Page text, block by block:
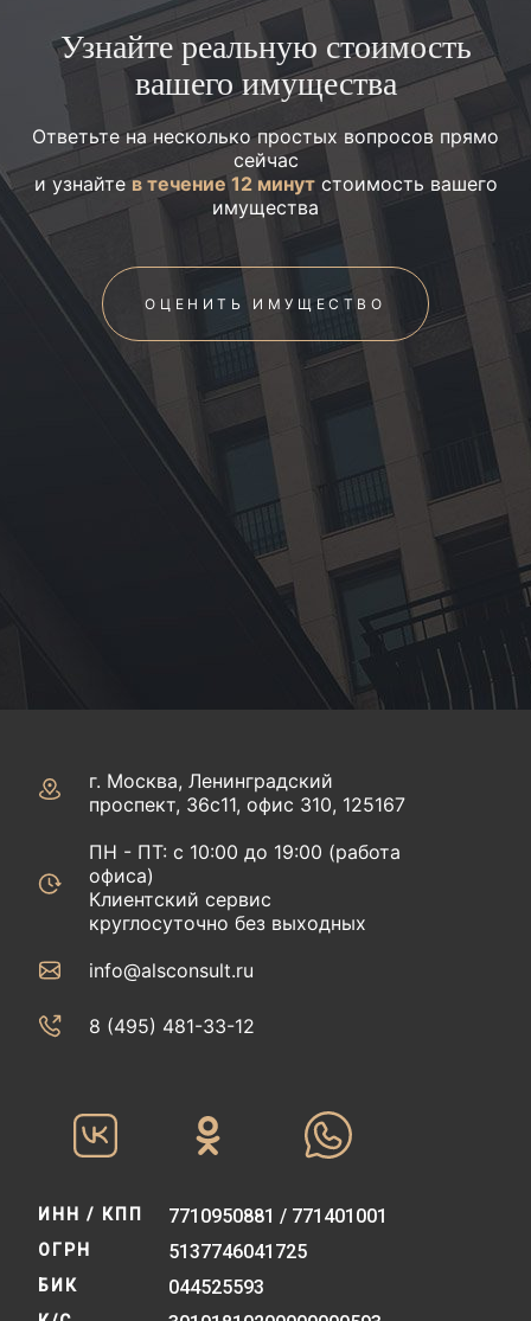
Узнайте реальную стоимость
вашего имущества
Ответьте на несколько простых вопросов прямо
сейчас
и узнайтев течение 12 минутстоимость вашего
имущества
ОЦЕНИТЬ ИМУЩЕСТВО
г. Москва, Ленинградский
проспект, 36с11, офис 310, 125167
ПН - ПТ: с 10:00 до 19:00 (работа
офиса)
Клиентский сервис
круглосуточно без выходных
info@alsconsult.ru
8 (495) 481-33-12‬‬
ИНН / КПП 7710950881 / 771401001
ОГРН 5137746041725
БИК 044525593